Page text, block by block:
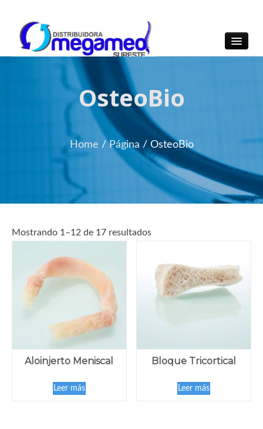
OmegaMed Sureste
OmegaMed Sureste
OsteoBio
Home /Página / OsteoBio
Mostrando 1–12 de 17 resultados
Aloinjerto Meniscal
Leer más
Bloque Tricortical
Leer más